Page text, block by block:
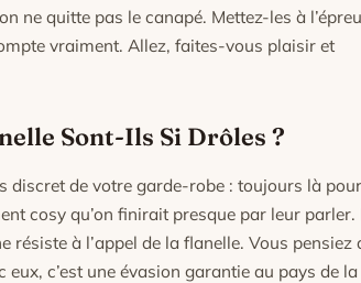
ne quitte pas le canapé. Mettez-les à
vraiment. Allez, faites-vous plaisir et
Sont-Ils Si Drôles ?
discret de votre garde-robe : toujours là pour
cosy qu’on finirait presque par leur parler.
résiste à l’appel de la flanelle. Vous pensiez
c’est une évasion garantie au pays de la